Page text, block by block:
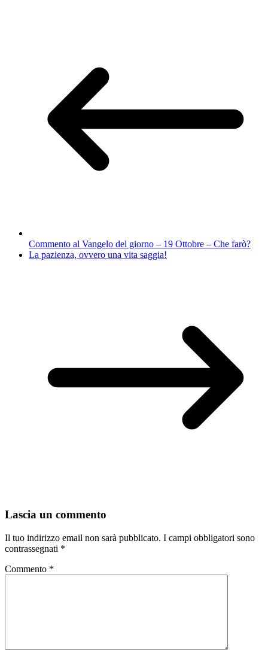
Commento al Vangelo del giorno – 19 Ottobre – Che farò?
La pazienza, ovvero una vita saggia!
Lascia un commento
Il tuo indirizzo email non sarà pubblicato. I campi obbligatori sono
contrassegnati *
Commento *